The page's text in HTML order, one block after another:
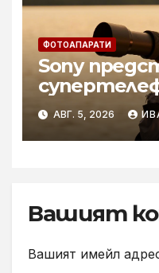
ФОТОАПАРАТИ
Sony
mm F5.6–8
АВГ. 5, 2026
Вашият
Вашият имейл